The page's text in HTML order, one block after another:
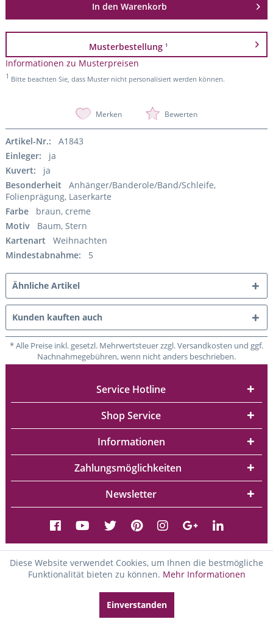
In den Warenkorb
Musterbestellung 1
Informationen zu Musterpreisen
1 Bitte beachten Sie, dass Muster nicht personalisiert werden können.
Merken Bewerten
Artikel-Nr.:
A1843
Einleger:
ja
Kuvert:
ja
Besonderheit
Anhänger/Banderole/Band/Schleife,
Folienprägung, Laserkarte
Farbe
braun, creme
Motiv
Baum, Stern
Kartenart
Weihnachten
Mindestabnahme:
5
Ähnliche Artikel
Kunden kauften auch
* Alle Preise inkl. gesetzl. Mehrwertsteuer zzgl. Versandkosten und ggf.
Nachnahmegebühren, wenn nicht anders beschrieben.
Service Hotline
Shop Service
Informationen
Zahlungsmöglichkeiten
Newsletter
Diese Website verwendet Cookies, um Ihnen die bestmögliche
Funktionalität bieten zu können. Mehr Informationen
Einverstanden